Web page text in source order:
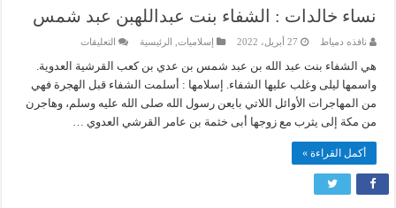
نساء خالدات : الشفاء بنت عبداللهبن عبد شمس
نافذه دمياط 27 أبريل، 2022 إسلاميات, الرئيسية التعليقاتعلى
خالدات
الشفاء
بنت
عبداللهبن
هي الشفاء بنت عبد الله بن عبد شمس بن عدي بن كعب القرشية العدوية.
واسمها ليلى وغلب عليها الشفاء. إسلامها : أسلمت الشفاء قبل الهجرة فهي
من المهاجرات الأوائل اللاتي بايعن رسول الله صلى الله عليه وسلم، وهاجرن
من مكة إلى يثرب مع زوجها أبى خثمة بن عامر القرشي العدوي …
أكمل القراءة »